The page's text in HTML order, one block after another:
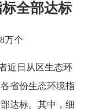
全部达标
万个
近日从区生态环
省份生态环境指
达标。其中，细